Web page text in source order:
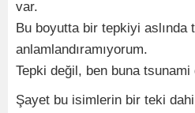
var.
Bu boyutta bir tepkiyi aslında
anlamlandıramıyorum.
Tepki değil, ben buna tsunami
Şayet bu isimlerin bir teki